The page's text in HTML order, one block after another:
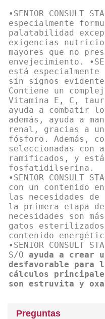
•SENIOR CONSULT
especialmente
palatabilidad
exigencias
mayores que no
envejecimiento.
está especialmente
sin signos
Contiene un
Vitamina E, C,
ayuda a combatir
además, ayuda a
renal, gracias a un
fósforo. Además,
seleccionadas con
ramificados, y
fosfatidilserina.
•SENIOR CONSULT
con un contenido
las necesidades de
la primera etapa
necesidades son
gatos
contenido
•SENIOR CONSULT
S/O ayuda a crear
desfavorable para
cálculos
son estruvita y
Preguntas